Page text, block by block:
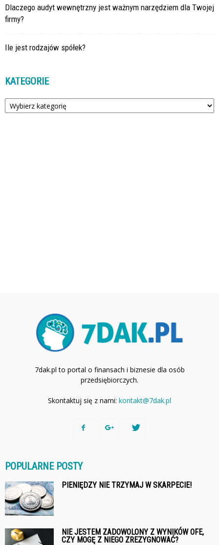
Dlaczego audyt wewnętrzny jest ważnym narzędziem dla Twojej
firmy?
Ile jest rodzajów spółek?
KATEGORIE
Kategorie
7dak.pl to portal o finansach i biznesie dla osób
przedsiębiorczych.
Skontaktuj się z nami: kontakt@7dak.pl
POPULARNE POSTY
PIENIĘDZY NIE TRZYMAJ W SKARPECIE!
NIE JESTEM ZADOWOLONY Z WYNIKÓW OFE,
CZY MOGĘ Z NIEGO ZREZYGNOWAĆ?